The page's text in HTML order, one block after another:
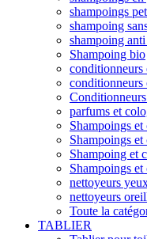
shampoings
shampoing
shampoing
Shampoing bio
conditionneurs
conditionneurs
parfums et
Shampoings
Shampoings
Shampoing et
Shampoings
nettoyeurs
nettoyeurs
Toute la
TABLIER